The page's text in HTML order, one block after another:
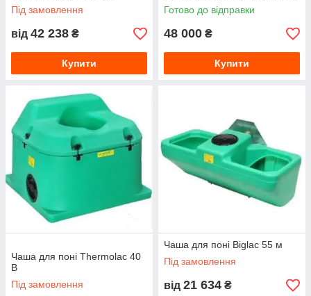
Під замовлення
від 42 238 ₴
Купити
Готово до відправки
48 000 ₴
Купити
Чаша для поні Thermolac 40
B
Під замовлення
Чаша для поні Biglac 55 м
Під замовлення
від 21 634 ₴